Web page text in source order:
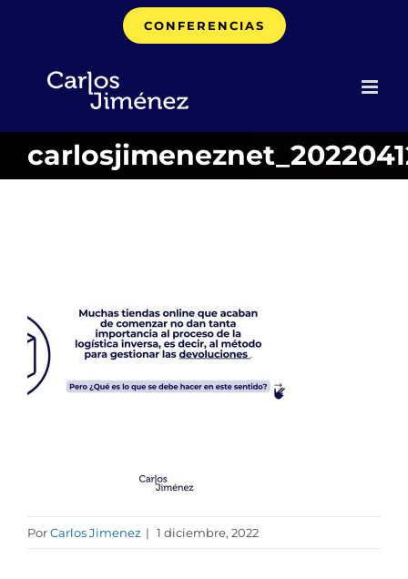
CONFERENCIAS
PorCarlos Jimenez | 1 diciembre, 2022